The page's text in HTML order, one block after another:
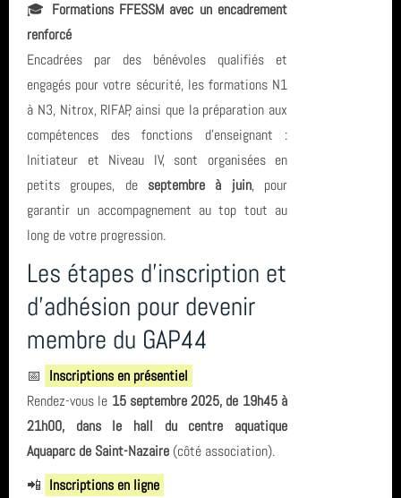
Sortie (15)
Bio & Environnement (10)
Ploumanach Cotes dArmor
entrainement
octobre 2022
Sortie
St Nazaire
Hikeric
Club
SN1
mars 2026 (3)
février 2026 (2)
janvier 2026 (1)
décembre 2025 (2)
novembre 2025 (1)
octobre 2025 (3)
août 2025 (1)
année 2024 (2)
année 2023 (8)
année 2022 (5)
🎓 Formations FFESSM avec un encadrement
renforcé
Encadrées par des bénévoles qualifiés et
engagés pour votre sécurité, les formations N1
à N3, Nitrox, RIFAP, ainsi que la préparation aux
compétences des fonctions d'enseignant :
Initiateur et Niveau IV, sont organisées en
petits groupes, de septembre à juin, pour
garantir un accompagnement au top tout au
long de votre progression.
Les étapes d'inscription et
d'adhésion pour devenir
membre du GAP44
📅 Inscriptions en présentiel
Rendez-vous le 15 septembre 2025, de 19h45 à
21h00, dans le hall du centre aquatique
Aquaparc de Saint-Nazaire (côté association).
📲 Inscriptions en ligne